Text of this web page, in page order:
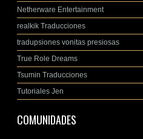
Netherware Entertainment
realkik Traducciones
tradupsiones vonitas presiosas
True Role Dreams
Tsumin Traducciones
Tutoriales Jen
COMUNIDADES